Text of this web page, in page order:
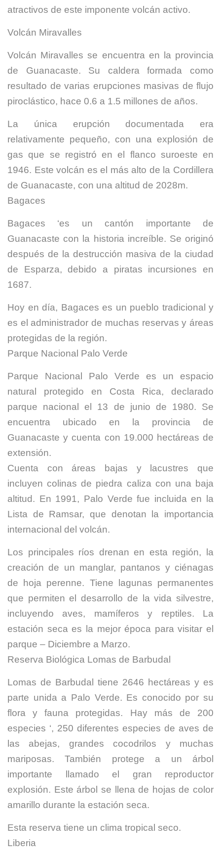
atractivos de este imponente volcán activo.
Volcán Miravalles
Volcán Miravalles se encuentra en la provincia
de Guanacaste. Su caldera formada como
resultado de varias erupciones masivas de flujo
piroclástico, hace 0.6 a 1.5 millones de años.
La única erupción documentada era
relativamente pequeño, con una explosión de
gas que se registró en el flanco suroeste en
1946. Este volcán es el más alto de la Cordillera
de Guanacaste, con una altitud de 2028m.
Bagaces
Bagaces ‘es un cantón importante de
Guanacaste con la historia increíble. Se originó
después de la destrucción masiva de la ciudad
de Esparza, debido a piratas incursiones en
1687.
Hoy en día, Bagaces es un pueblo tradicional y
es el administrador de muchas reservas y áreas
protegidas de la región.
Parque Nacional Palo Verde
Parque Nacional Palo Verde es un espacio
natural protegido en Costa Rica, declarado
parque nacional el 13 de junio de 1980. Se
encuentra ubicado en la provincia de
Guanacaste y cuenta con 19.000 hectáreas de
extensión.
Cuenta con áreas bajas y lacustres que
incluyen colinas de piedra caliza con una baja
altitud. En 1991, Palo Verde fue incluida en la
Lista de Ramsar, que denotan la importancia
internacional del volcán.
Los principales ríos drenan en esta región, la
creación de un manglar, pantanos y ciénagas
de hoja perenne. Tiene lagunas permanentes
que permiten el desarrollo de la vida silvestre,
incluyendo aves, mamíferos y reptiles. La
estación seca es la mejor época para visitar el
parque – Diciembre a Marzo.
Reserva Biológica Lomas de Barbudal
Lomas de Barbudal tiene 2646 hectáreas y es
parte unida a Palo Verde. Es conocido por su
flora y fauna protegidas. Hay más de 200
especies ‘, 250 diferentes especies de aves de
las abejas, grandes cocodrilos y muchas
mariposas. También protege a un árbol
importante llamado el gran reproductor
explosión. Este árbol se llena de hojas de color
amarillo durante la estación seca.
Esta reserva tiene un clima tropical seco.
Liberia